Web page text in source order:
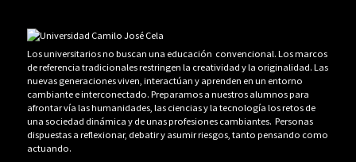
Los universitarios no buscan una educación convencional. Los marcos
de referencia tradicionales restringen la creatividad y la originalidad. Las
nuevas generaciones viven, interactúan y aprenden en un entorno
cambiante e interconectado. Preparamos a nuestros alumnos para
afrontar vía las humanidades, las ciencias y la tecnología los retos de
una sociedad dinámica y de unas profesiones cambiantes. Personas
dispuestas a reflexionar, debatir y asumir riesgos, tanto pensando como
actuando.